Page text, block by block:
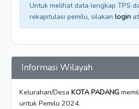
Untuk melihat data lengkap TPS
rekapitulasi pemilu, silakan login
Informasi Wilayah
Kelurahan/Desa KOTA PADANG
untuk Pemilu 2024.